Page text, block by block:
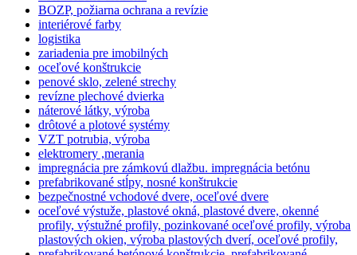
BOZP, požiarna ochrana a revízie
interiérové farby
logistika
zariadenia pre imobilných
oceľové konštrukcie
penové sklo, zelené strechy
revízne plechové dvierka
náterové látky, výroba
drôtové a plotové systémy
VZT potrubia, výroba
elektromery ,merania
impregnácia pre zámkovú dlažbu. impregnácia betónu
prefabrikované stĺpy, nosné konštrukcie
bezpečnostné vchodové dvere, oceľové dvere
oceľové výstuže, plastové okná, plastové dvere, okenné
profily, výstužné profily, pozinkované oceľové profily, výroba
plastových okien, výroba plastových dverí, oceľové profily,